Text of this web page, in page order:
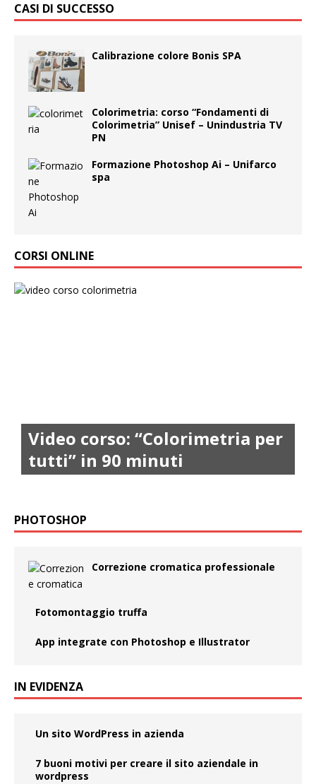
CASI DI SUCCESSO
Calibrazione colore Bonis SPA
Colorimetria: corso “Fondamenti di
Colorimetria” Unisef – Unindustria TV
PN
Formazione Photoshop Ai – Unifarco
spa
CORSI ONLINE
Video corso: “Colorimetria per
tutti” in 90 minuti
PHOTOSHOP
Correzione cromatica professionale
Fotomontaggio truffa
App integrate con Photoshop e Illustrator
IN EVIDENZA
Un sito WordPress in azienda
7 buoni motivi per creare il sito aziendale in
wordpress